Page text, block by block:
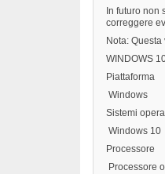
In futuro
correggere
Nota:
WINDOWS
Piattaforma
Windows
Sistemi
Windows 10
Processore
Processore